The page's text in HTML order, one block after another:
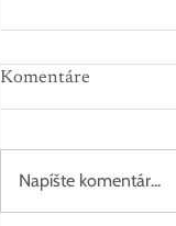
Komentáre
Napíšte komentár...